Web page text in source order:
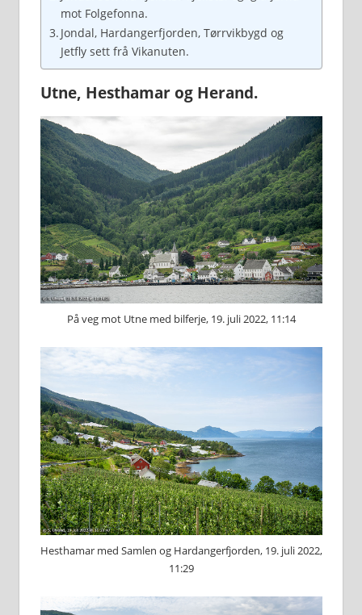
mot Folgefonna.
Jondal, Hardangerfjorden, Tørrvikbygd og
Jetfly sett frå Vikanuten.
Utne, Hesthamar og Herand.
På veg mot Utne med bilferje, 19. juli 2022, 11:14
Hesthamar med Samlen og Hardangerfjorden, 19. juli 2022,
11:29